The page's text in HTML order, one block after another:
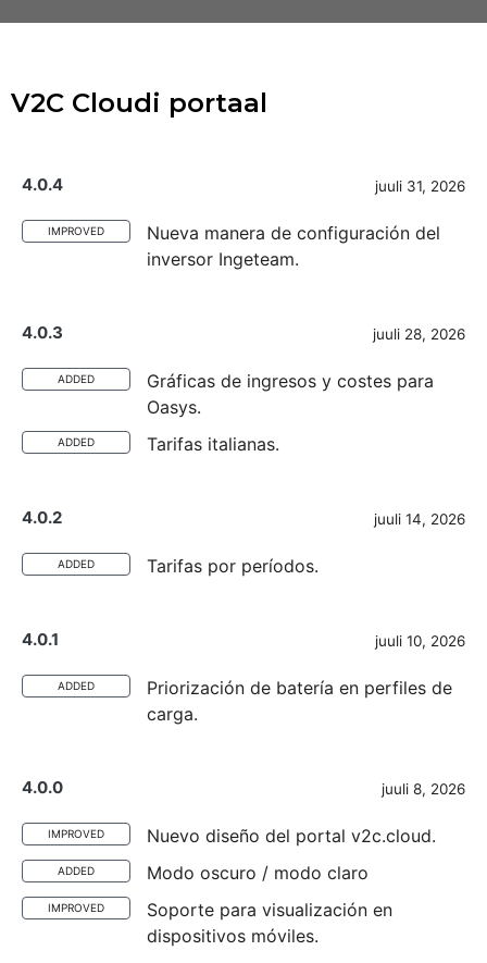
V2C Cloudi portaal
4.0.4 juuli 31, 2026
IMPROVED
Nueva manera de configuración del
inversor Ingeteam.
4.0.3 juuli 28, 2026
ADDED
Gráficas de ingresos y costes para
Oasys.
ADDED Tarifas italianas.
4.0.2 juuli 14, 2026
ADDED Tarifas por períodos.
4.0.1 juuli 10, 2026
ADDED
Priorización de batería en perfiles de
carga.
4.0.0 juuli 8, 2026
IMPROVED Nuevo diseño del portal v2c.cloud.
ADDED Modo oscuro / modo claro
IMPROVED
Soporte para visualización en
dispositivos móviles.